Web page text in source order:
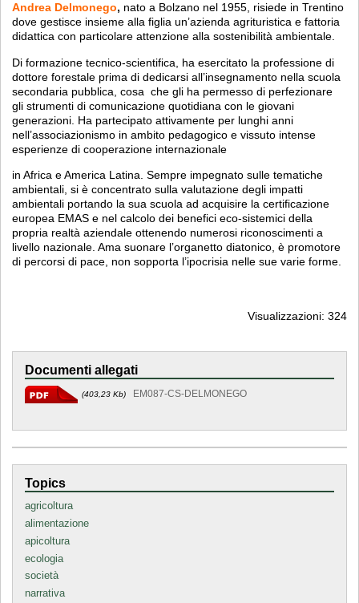
Andrea Delmonego, nato a Bolzano nel 1955, risiede in Trentino
dove gestisce insieme alla figlia un’azienda agrituristica e fattoria
didattica con particolare attenzione alla sostenibilità ambientale.
Di formazione tecnico-scientifica, ha esercitato la professione di
dottore forestale prima di dedicarsi all’insegnamento nella scuola
secondaria pubblica, cosa che gli ha permesso di perfezionare
gli strumenti di comunicazione quotidiana con le giovani
generazioni. Ha partecipato attivamente per lunghi anni
nell’associazionismo in ambito pedagogico e vissuto intense
esperienze di cooperazione internazionale
in Africa e America Latina. Sempre impegnato sulle tematiche
ambientali, si è concentrato sulla valutazione degli impatti
ambientali portando la sua scuola ad acquisire la certificazione
europea EMAS e nel calcolo dei benefici eco-sistemici della
propria realtà aziendale ottenendo numerosi riconoscimenti a
livello nazionale. Ama suonare l’organetto diatonico, è promotore
di percorsi di pace, non sopporta l’ipocrisia nelle sue varie forme.
Visualizzazioni: 324
Documenti allegati
(403,23 Kb) EM087-CS-DELMONEGO
Topics
agricoltura
alimentazione
apicoltura
ecologia
società
narrativa